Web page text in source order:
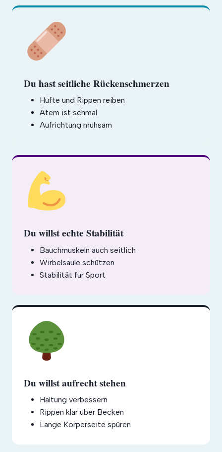
Du hast seitliche Rückenschmerzen
Hüfte und Rippen reiben
Atem ist schmal
Aufrichtung mühsam
Du willst echte Stabilität
Bauchmuskeln auch seitlich
Wirbelsäule schützen
Stabilität für Sport
Du willst aufrecht stehen
Haltung verbessern
Rippen klar über Becken
Lange Körperseite spüren